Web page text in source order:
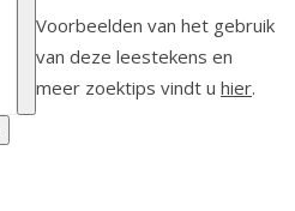
Voorbeelden van het gebruik
van deze leestekens en
meer zoektips vindt u hier.